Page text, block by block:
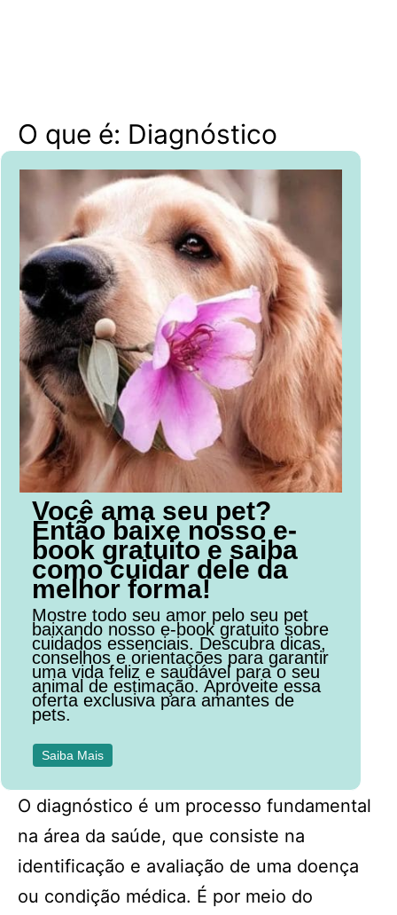
O que é: Diagnóstico
Você ama seu pet?
Então baixe nosso e-
book gratuito e saiba
como cuidar dele da
melhor forma!
Mostre todo seu amor pelo seu pet
baixando nosso e-book gratuito sobre
cuidados essenciais. Descubra dicas,
conselhos e orientações para garantir
uma vida feliz e saudável para o seu
animal de estimação. Aproveite essa
oferta exclusiva para amantes de
pets.
Saiba Mais
O diagnóstico é um processo fundamental
na área da saúde, que consiste na
identificação e avaliação de uma doença
ou condição médica. É por meio do